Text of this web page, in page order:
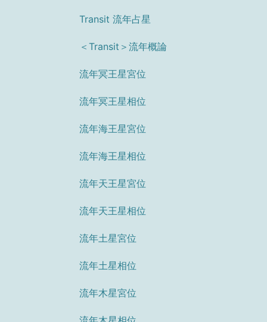
Transit 流年占星
＜Transit＞流年概論
流年冥王星宮位
流年冥王星相位
流年海王星宮位
流年海王星相位
流年天王星宮位
流年天王星相位
流年土星宮位
流年土星相位
流年木星宮位